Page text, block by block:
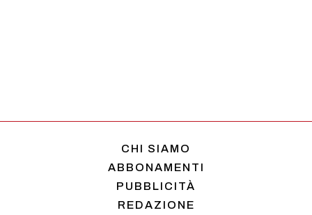
CHI SIAMO
ABBONAMENTI
PUBBLICITÀ
REDAZIONE